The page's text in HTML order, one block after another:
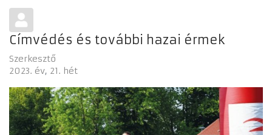
Címvédés és további hazai érmek
Szerkesztő
2023. év 21. hét